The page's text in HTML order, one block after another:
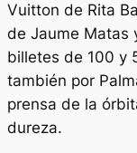
Vuitton de Rita
de Jaume Matas
billetes de 100 y
también por
prensa de la
dureza.